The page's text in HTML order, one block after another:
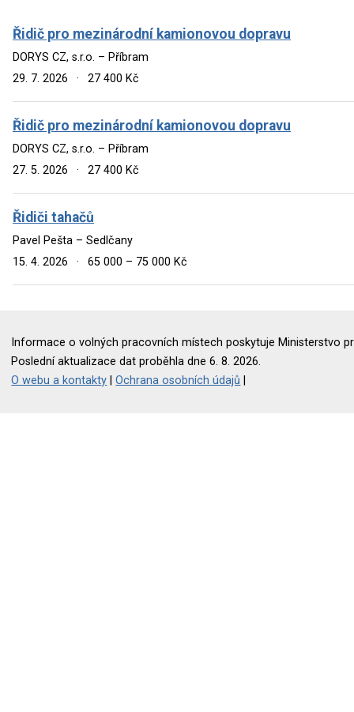
Řidič pro mezinárodní kamionovou dopravu
DORYS CZ, s.r.o. – Příbram
29. 7. 2026
· 27 400 Kč
Řidič pro mezinárodní kamionovou dopravu
DORYS CZ, s.r.o. – Příbram
27. 5. 2026
· 27 400 Kč
Řidiči tahačů
Pavel Pešta – Sedlčany
15. 4. 2026
· 65 000 – 75 000 Kč
Informace o volných pracovních místech poskytuje Ministerstvo
Poslední aktualizace dat proběhla dne 6. 8. 2026.
O webu a kontakty |Ochrana osobních údajů